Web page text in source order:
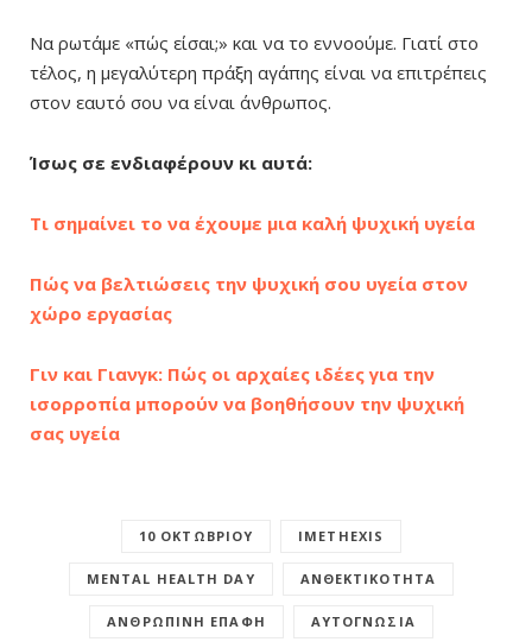
Να ρωτάμε «πώς είσαι;» και να το εννοούμε. Γιατί στο
τέλος, η μεγαλύτερη πράξη αγάπης είναι να επιτρέπεις
στον εαυτό σου να είναι άνθρωπος.
Ίσως σε ενδιαφέρουν κι αυτά:
Τι σημαίνει το να έχουμε μια καλή ψυχική υγεία
Πώς να βελτιώσεις την ψυχική σου υγεία στον
χώρο εργασίας
Γιν και Γιανγκ: Πώς οι αρχαίες ιδέες για την
ισορροπία μπορούν να βοηθήσουν την ψυχική
σας υγεία
10 ΟΚΤΩΒΡΊΟΥ IMETHEXIS
MENTAL HEALTH DAY ΑΝΘΕΚΤΙΚΌΤΗΤΑ
ΑΝΘΡΏΠΙΝΗ ΕΠΑΦΉ ΑΥΤΟΓΝΩΣΊΑ